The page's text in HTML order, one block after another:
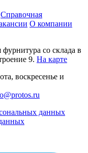
Справочная
О компании
со склада в
9. На карте
воскресенье и
данных